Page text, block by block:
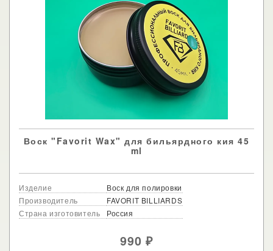
Воск "Favorit Wax" для бильярдного кия 45
ml
Изделие
Воск для полировки
Производитель
FAVORIT BILLIARDS
Страна изготовитель
Россия
990₽